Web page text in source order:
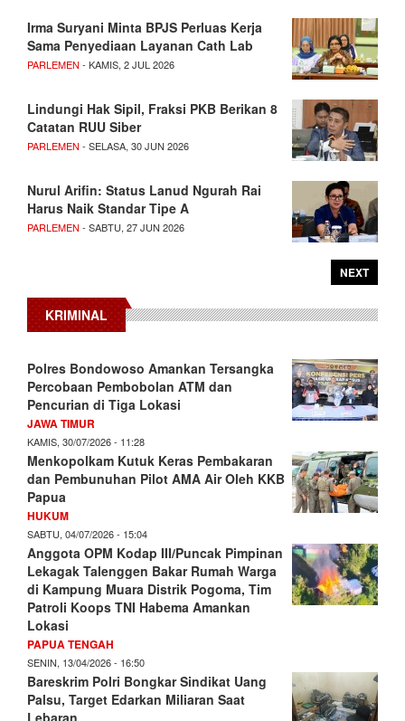
Irma Suryani Minta BPJS Perluas Kerja
Sama Penyediaan Layanan Cath Lab
PARLEMEN - KAMIS, 2 JUL 2026
Lindungi Hak Sipil, Fraksi PKB Berikan 8
Catatan RUU Siber
PARLEMEN - SELASA, 30 JUN 2026
Nurul Arifin: Status Lanud Ngurah Rai
Harus Naik Standar Tipe A
PARLEMEN - SABTU, 27 JUN 2026
NEXT
KRIMINAL
Polres Bondowoso Amankan Tersangka
Percobaan Pembobolan ATM dan
Pencurian di Tiga Lokasi
JAWA TIMUR
KAMIS, 30/07/2026 - 11:28
Menkopolkam Kutuk Keras Pembakaran
dan Pembunuhan Pilot AMA Air Oleh KKB
Papua
HUKUM
SABTU, 04/07/2026 - 15:04
Anggota OPM Kodap III/Puncak Pimpinan
Lekagak Talenggen Bakar Rumah Warga
di Kampung Muara Distrik Pogoma, Tim
Patroli Koops TNI Habema Amankan
Lokasi
PAPUA TENGAH
SENIN, 13/04/2026 - 16:50
Bareskrim Polri Bongkar Sindikat Uang
Palsu, Target Edarkan Miliaran Saat
Lebaran